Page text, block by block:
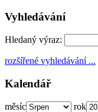
Vyhledávání
Hledaný výraz:
rozšířené vyhledávání ...
Kalendář
měsíc rok